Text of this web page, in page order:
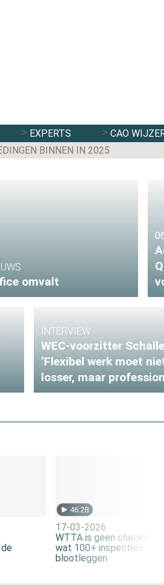
EXPERTS CAO
BINNEN IN 2025
2026 NA WISSELVALLIG EERSTE
omvalt
INTERVIEW
WEC-voorzitter
‘Flexibel werk moet
losser, maar
worden’
46:28
17-03-2026
WTTA is geen checklist:
wat 100+ inspecties
blootleggen